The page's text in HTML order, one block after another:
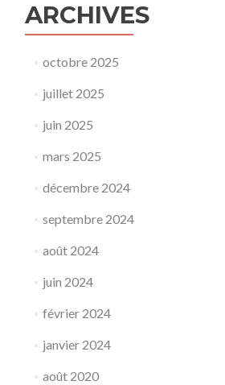
ARCHIVES
octobre 2025
juillet 2025
juin 2025
mars 2025
décembre 2024
septembre 2024
août 2024
juin 2024
février 2024
janvier 2024
août 2020